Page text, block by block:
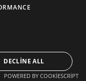
Co., Ltd. -
DECLINE ALL
POWERED BY COOKIESCRIPT